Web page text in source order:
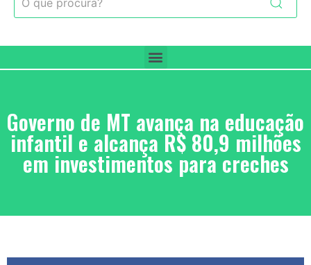
Governo de MT avança na educação
infantil e alcança R$ 80,9 milhões
em investimentos para creches